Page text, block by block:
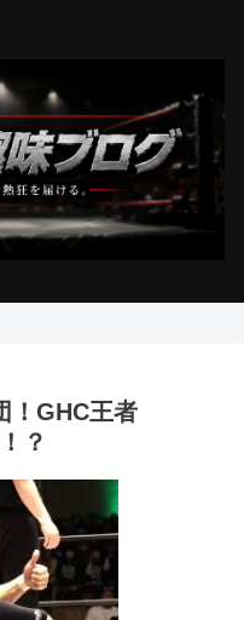
！GHC王者
？